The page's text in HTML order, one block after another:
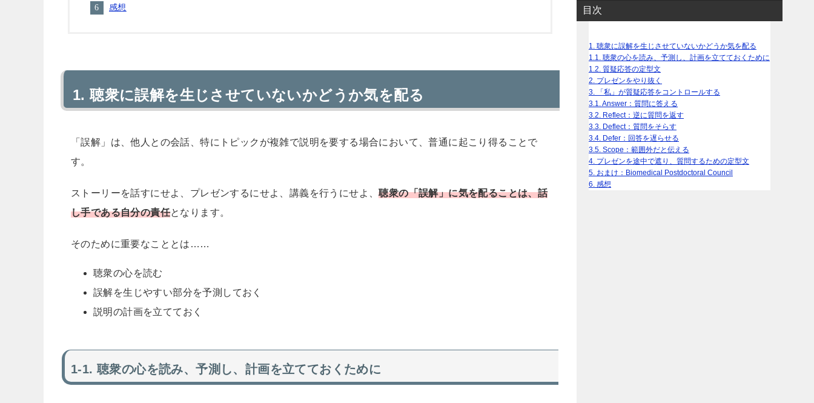
感想
聴衆に誤解を生じさせていないかどうか気を配る
「誤解」は、他人との会話、特にトピックが複雑で説明を要する場合において、普通に起こり得ることで
す。
ストーリーを話すにせよ、プレゼンするにせよ、講義を行うにせよ、聴衆の「誤解」に気を配ることは、話
し手である自分の責任となります。
そのために重要なこととは……
聴衆の心を読む
誤解を生じやすい部分を予測しておく
説明の計画を立てておく
聴衆の心を読み、予測し、計画を立てておくために
目次
1.
聴衆に誤解を生じさせていないかどうか気を配る
1.1.
聴衆の心を読み、予測し、計画を立てておくために
1.2. 質疑応答の定型文
2. プレゼンをやり抜く
3.
「私」が質疑応答をコントロールする
3.1. Answer：質問に答える
3.2. Reflect：逆に質問を返す
3.3. Deflect：質問をそらす
3.4. Defer：回答を遅らせる
3.5. Scope：範囲外だと伝える
4. プレゼンを途中で遮り、質問するための定型文
5. おまけ：Biomedical Postdoctoral Council
6. 感想